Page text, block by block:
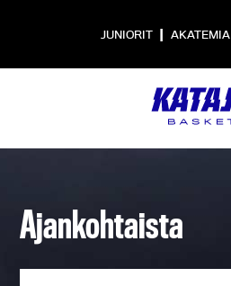
JUNIORIT | AKATEMIA
Ajankohtaista